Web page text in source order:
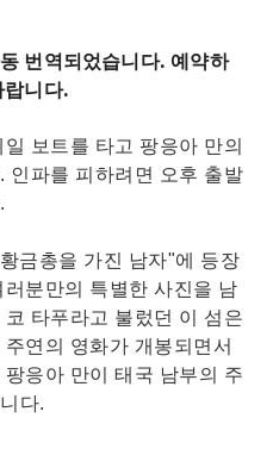
번역되었습니다. 예약하
니다.
보트를 타고 팡응아 만의
인파를 피하려면 오후 출발
금총을 가진 남자"에 등장
분만의 특별한 사진을 남
타푸라고 불렀던 이 섬은
연의 영화가 개봉되면서
응아 만이 태국 남부의 주
다.